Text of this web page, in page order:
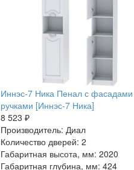
Иннэс-7 Ника Пенал с
ручками [Иннэс-7 Ника]
8 523 ₽
Производитель: Диал
Количество дверей: 2
Габаритная высота, мм: 2020
Габаритная глубина, мм: 424